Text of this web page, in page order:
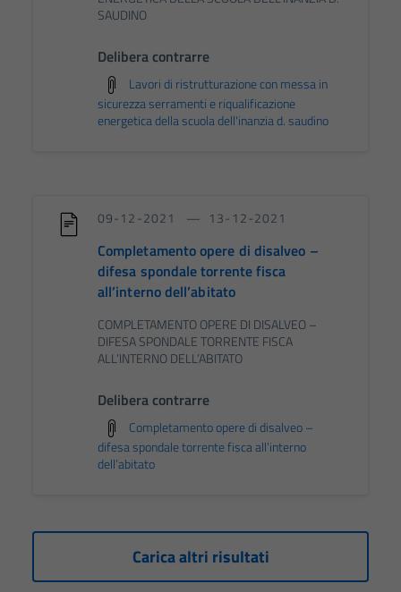
SAUDINO
Delibera contrarre
Lavori di ristrutturazione con messa in
sicurezza serramenti e riqualificazione
energetica della scuola dell'inanzia d. saudino
09-12-2021 13-12-2021
Completamento opere di disalveo –
difesa spondale torrente fisca
all’interno dell’abitato
COMPLETAMENTO OPERE DI DISALVEO –
DIFESA SPONDALE TORRENTE FISCA
ALL’INTERNO DELL’ABITATO
Delibera contrarre
Completamento opere di disalveo –
difesa spondale torrente fisca all’interno
dell’abitato
Carica altri risultati